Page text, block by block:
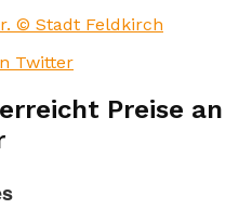
© Stadt Feldkirch
Twitter
Preise an